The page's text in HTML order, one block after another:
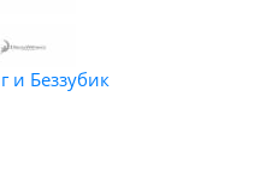
и Беззубик